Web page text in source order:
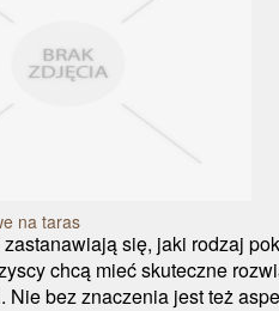
na taras
się, jaki rodzaj
chcą mieć skuteczne
Nie bez znaczenia jest też